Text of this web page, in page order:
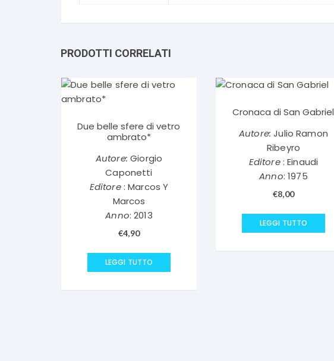
PRODOTTI CORRELATI
Due belle sfere di vetro
ambrato*
Autore: Giorgio
Caponetti
Editore: Marcos Y
Marcos
Anno: 2013
€4,90
LEGGI TUTTO
Cronaca di San Gabriel
Autore: Julio Ramon
Ribeyro
Editore: Einaudi
Anno: 1975
€8,00
LEGGI TUTTO